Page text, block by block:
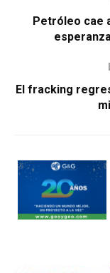
Petróleo cae
El fracking